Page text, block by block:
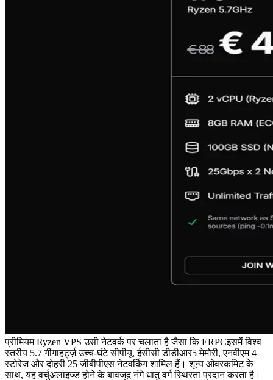
प्रीमियम Ryzen VPS उसी नेटवर्क पर चलाता है जैसा कि ERPCइसमें विश्व
स्तरीय 5.7 गीगाहर्ट्ज़ उच्च-घंटे सीपीयू, ईसीसी डीडीआर5 मेमोरी, एनवीएम 4
स्टोरेज और दोहरी 25 जीबीपीएस नेटवर्किंग शामिल हैं। शून्य ओवरकमिट के
साथ, यह वर्चुअलाइज्ड होने के बावजूद नंगे धातु वर्ग स्थिरता प्रदान करता है।